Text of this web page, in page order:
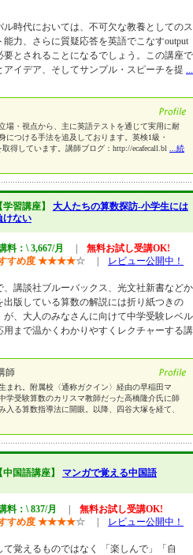
ル時代においては、不可欠な教養としてのス
能力、さらに質疑応答を英語でこなすoutput
要とされることになるでしょう。この講座で
アイデア、そしてサンプル・スピーチを提 ...
場・視点から、主に英語テストを通じて実用に耐
につける手法を追及しております。英検1級・
得しています。講師ブログ：http://ecafecall.bl
...続
【学習講座】 大人たちの算数探訪-小学生には
けない
料：\ 3,667/月
無料お試し受講OK!
すめ度 ★★★★☆ レビュー公開中！
、講談社ブルーバックス、光文社新書などか
出版している算数の解説には折り紙つきの
が、大人のみなさんに向けて中学受験レベル
用まで温かくわかりやすくレクチャーする講
師
まれ。附属校〈通称ガクイン〉経由の早稲田マ
学受験算数のカリスマ教師だった高橋隆介氏に師
入る算数指導法に開眼。以降、四谷大塚を経て、
【中国語講座】 マンガで覚える中国語
料：\ 837/月
無料お試し受講OK!
すめ度 ★★★★☆ レビュー公開中！
覚えるものではなく 「楽しんで」「自